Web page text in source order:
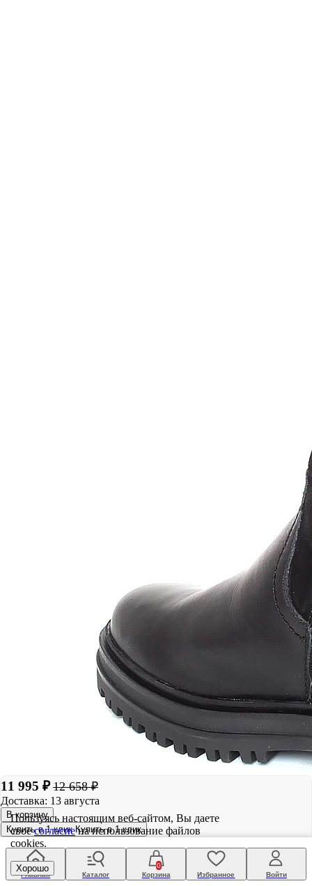
11 995 ₽ 12 658 ₽
Доставка: 13 августа
В корзину
Купить в 1 клик Купить в 1 клик
Главная Каталог
0
Корзина
Избранное Войти
Пользуясь настоящим веб-сайтом, Вы даете
своесогласиена использование файлов
cookies.
Хорошо